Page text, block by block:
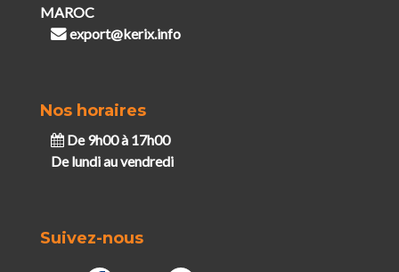
MAROC
export@kerix.info
Nos horaires
De 9h00 à 17h00
De lundi au vendredi
Suivez-nous